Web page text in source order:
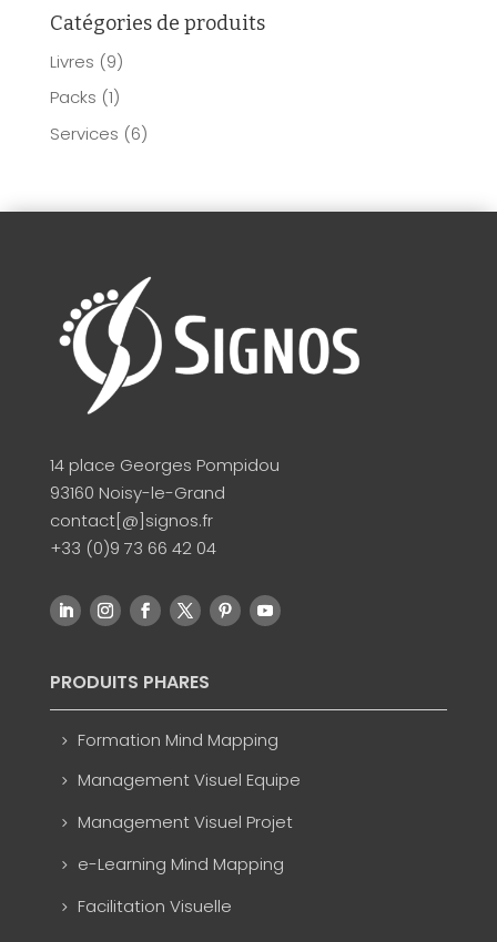
Catégories de produits
Livres (9)
Packs (1)
Services (6)
14 place Georges Pompidou
93160 Noisy-le-Grand
contact[@]signos.fr
+33 (0)9 73 66 42 04
PRODUITS PHARES
Formation Mind Mapping
Management Visuel Equipe
Management Visuel Projet
e-Learning Mind Mapping
Facilitation Visuelle